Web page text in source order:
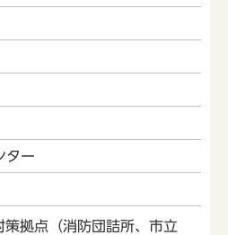
ター
拠点（消防団詰所、市立